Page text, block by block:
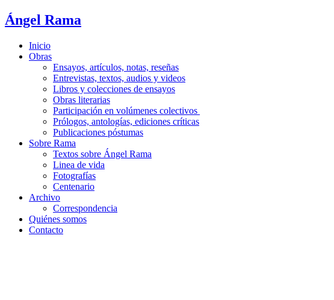
Ir
al
Ángel Rama
Inicio
Obras
Ensayos, artículos, notas, reseñas
Entrevistas, textos, audios y videos
Libros y colecciones de ensayos
Obras literarias
Participación en volúmenes colectivos
Prólogos, antologías, ediciones críticas
Publicaciones póstumas
Sobre Rama
Textos sobre Ángel Rama
Linea de vida
Fotografías
Centenario
Archivo
Correspondencia
Quiénes somos
Contacto